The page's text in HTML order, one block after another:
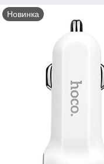
Новинка